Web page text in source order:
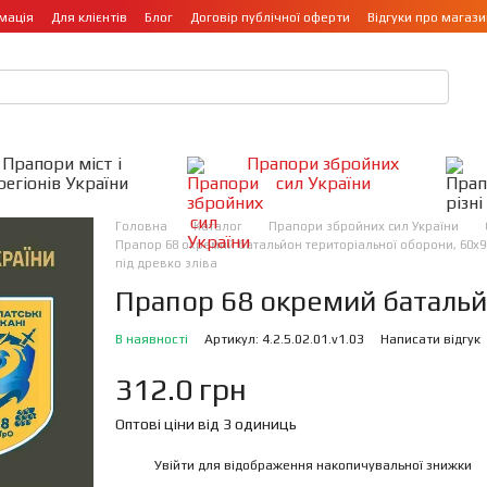
Для клієнтів Блог Договір публічної оферти Відгуки про
Прапори міст і
України
Прапори збройних
сил України
Головна Каталог Прапори збройних сил України
Прапор 68 окремий батальйон територіальної оборони,
під древко зліва
Прапор 68 окремий
В наявності Артикул: 4.2.5.02.01.v1.03 Написати відгук
312.0 грн
Оптові ціни від 3 одиниць
Увійти для відображення накопичувальної знижки